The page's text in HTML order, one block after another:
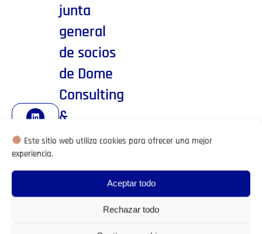
Este sitio web utiliza cookies para ofrecer una mejor
experiencia.
Aceptar todo
Rechazar todo
junta
general
de socios
de Dome
Consulting
&
Solutions,
junio 29, 2026
Accede a la